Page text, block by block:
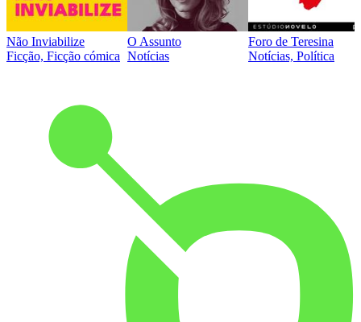
Não Inviabilize
Ficção, Ficção cómica
O Assunto
Notícias
Foro de Teresina
Notícias, Política